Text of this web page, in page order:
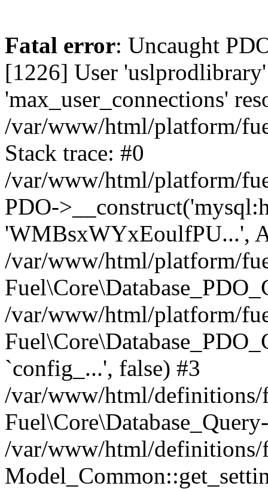
Fatal error: Uncaught
[1226] User 'uslprodlibrary'
'max_user_connections'
/var/www/html/platform/
Stack trace: #0
/var/www/html/platform/
PDO-
'WMBsxWYxEoulfPU...',
/var/www/html/platform/
/var/www/html/platform/
`config_...', false) #3
/var/www/html/definitions/
/var/www/html/definitions/